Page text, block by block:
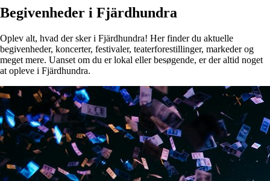
Begivenheder i Fjärdhundra
Oplev alt, hvad der sker i Fjärdhundra! Her finder du aktuelle
begivenheder, koncerter, festivaler, teaterforestillinger, markeder og
meget mere. Uanset om du er lokal eller besøgende, er der altid noget
at opleve i Fjärdhundra.